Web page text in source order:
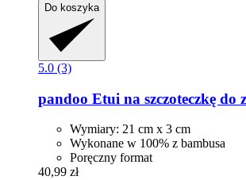
Do koszyka
5.0 (3)
pandoo Etui na szczoteczkę do
Wymiary: 21 cm x 3 cm
Wykonane w 100% z bambusa
Poręczny format
40,99 zł